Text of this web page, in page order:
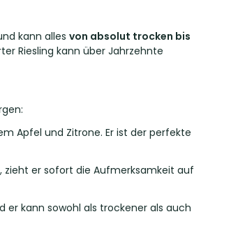
kann alles von absolut trocken bis
Riesling kann über Jahrzehnte
Apfel und Zitrone. Er ist der perfekte
zieht er sofort die Aufmerksamkeit auf
er kann sowohl als trockener als auch